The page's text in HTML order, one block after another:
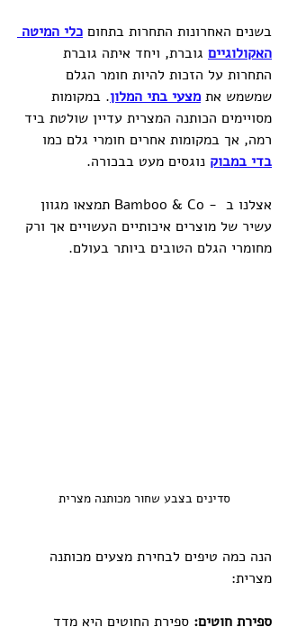
בשנים האחרונות התחרות בתחום כלי המיטה
האקולוגיים גוברת, ויחד איתה גוברת
התחרות על הזכות להיות חומר הגלם
שמשמש את מצעי בתי המלון. במקומות
מסויימים הכותנה המצרית עדיין שולטת ביד
רמה, אך במקומות אחרים חומרי גלם כמו
בדי במבוק נוגסים מעט בבכורה.
אצלנו ב  - Bamboo & Co תמצאו מגוון
עשיר של מוצרים איכותיים העשויים אך ורק
מחומרי הגלם הטובים ביותר בעולם.
סדינים בצבע שחור מכותנה מצרית
הנה כמה טיפים לבחירת מצעים מכותנה
מצרית:
ספירת חוטים: ספירת החוטים היא מדד